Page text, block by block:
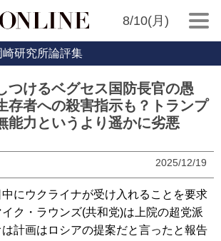
8/10(月)
研究所論評集
つけるベグセス国防長官の愚
者への殺害指示も？トランプ
能力というより遥かに劣悪
2025/12/19
にウクライナが受け入れることを要求
ク・ラウンズ(共和党)は上院の超党派
計画はロシアの提案だと言ったと報告